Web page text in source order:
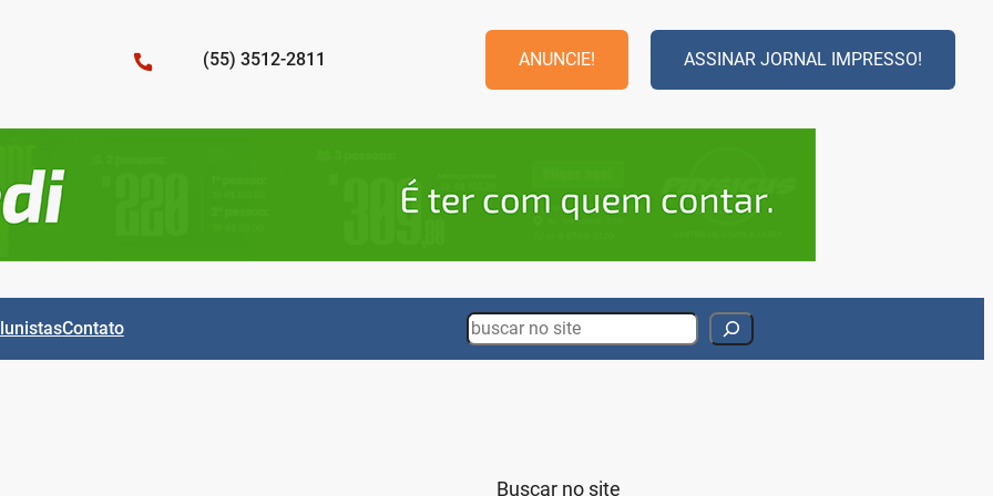
(55) 3512-2811 ANUNCIE! ASSINAR JORNAL IMPRESSO!
Contato Search
Buscar no site